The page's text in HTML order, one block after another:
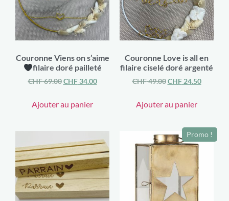
Couronne Viens on s’aime
filaire doré pailleté
CHF69.00 CHF34.00
Ajouter au panier
Couronne Love is all en
filaire ciselé doré argenté
CHF49.00 CHF24.50
Ajouter au panier
Promo !